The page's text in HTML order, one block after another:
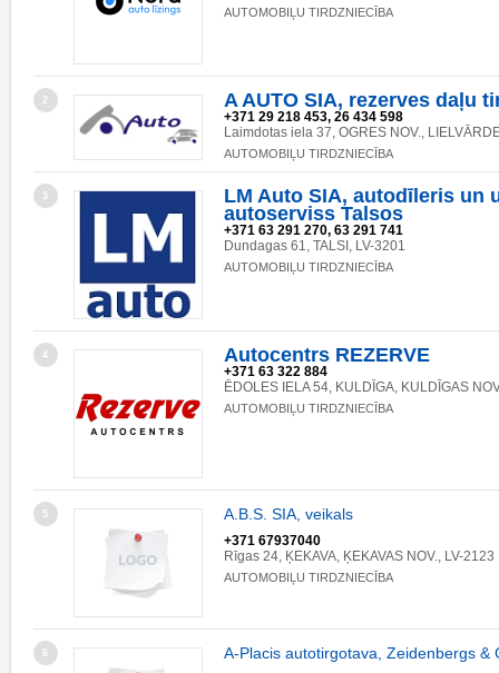
AUTOMOBIĻU TIRDZNIECĪBA
2 A AUTO SIA, rezerves daļu
+371 29 218 453, 26 434 598
Laimdotas iela 37, OGRES NOV.,
AUTOMOBIĻU TIRDZNIECĪBA
3
LM Auto SIA, autodīleris un
autoserviss Talsos
+371 63 291 270, 63 291 741
Dundagas 61, TALSI, LV-3201
AUTOMOBIĻU TIRDZNIECĪBA
4 Autocentrs REZERVE
+371 63 322 884
ĒDOLES IELA 54, KULDĪGA, KULDĪGAS
AUTOMOBIĻU TIRDZNIECĪBA
5 A.B.S. SIA, veikals
+371 67937040
Rīgas 24, ĶEKAVA, ĶEKAVAS NOV., LV-2123
AUTOMOBIĻU TIRDZNIECĪBA
6 A-Placis autotirgotava, Zeidenbergs &